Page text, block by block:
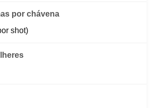
shot)